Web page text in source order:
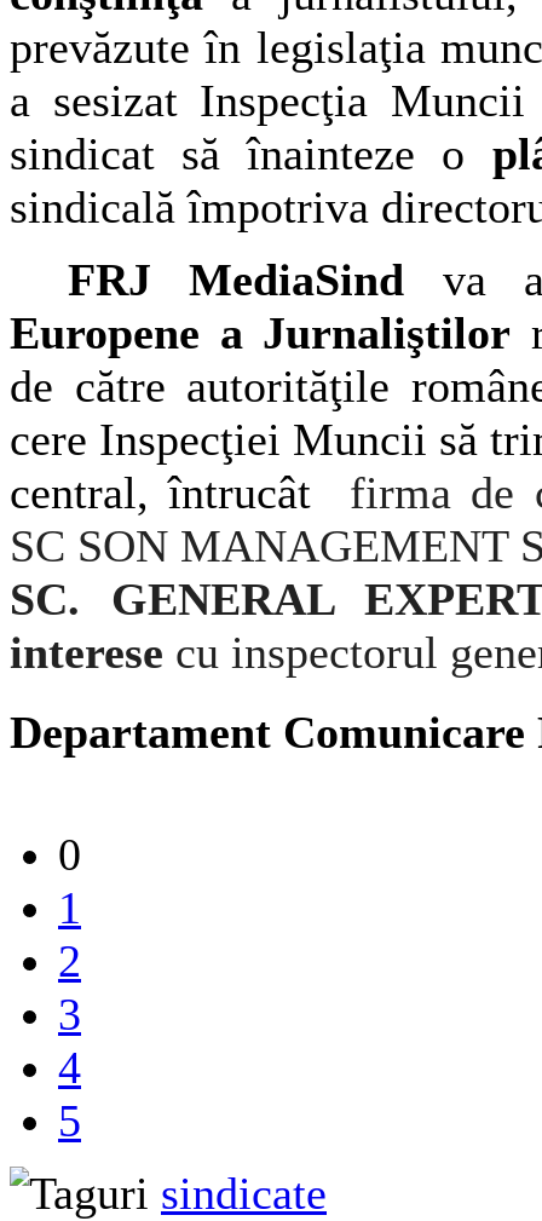
prevăzute în legislaţia
a sesizat Inspecţia
sindicat să înainteze o
sindicală împotriva
FRJ MediaSind va
Europene a Jurnaliştilor
de către autorităţile
cere Inspecţiei Muncii să
central, întrucât
firma de
SC SON MANAGEMENT
SC. GENERAL
interese cu inspectorul
Departament
0
1
2
3
4
5
sindicate